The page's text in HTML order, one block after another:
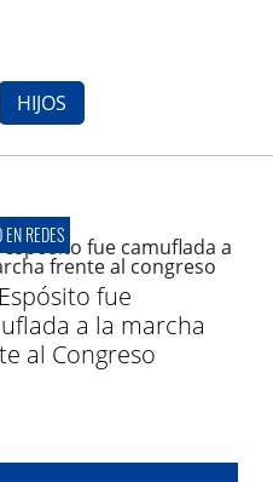
HIJOS
EN REDES
fue
a la marcha
al Congreso